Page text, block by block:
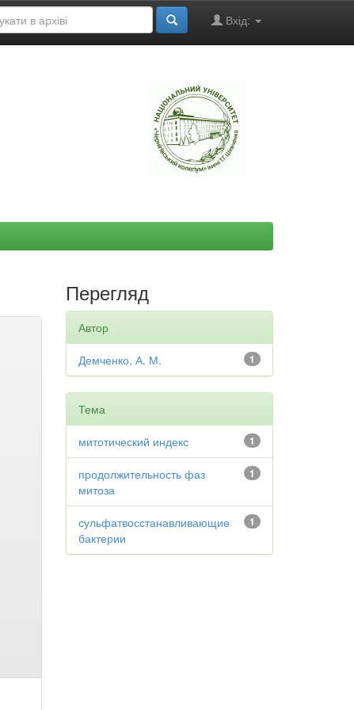
Вхід:
Перегляд
Автор
1
Демченко, А. М.
Тема
1
митотический индекс
1
продолжительность фаз
митоза
1
сульфатвосстанавливающие
бактерии